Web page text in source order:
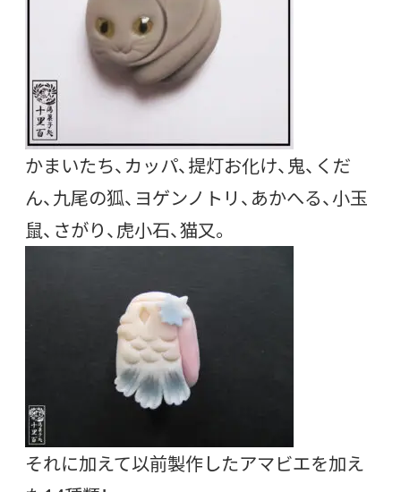
かまいたち、カッパ、提灯お化け、鬼、くだ
ん、九尾の狐、ヨゲンノトリ、あかへる、小玉
鼠、さがり、虎小石、猫又。
それに加えて以前製作したアマビエを加え